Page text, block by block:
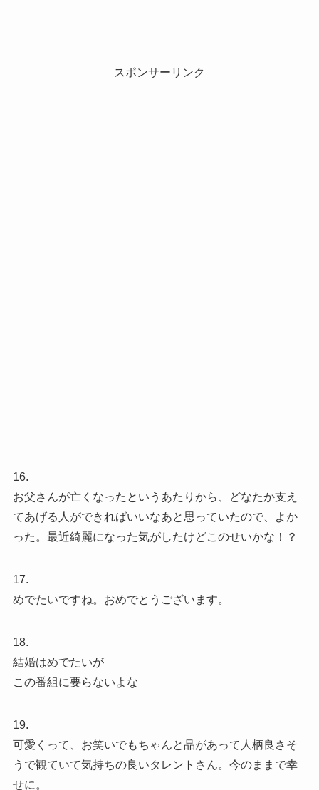
スポンサーリンク
16.
お父さんが亡くなったというあたりから、どなたか支え
てあげる人ができればいいなあと思っていたので、よか
った。最近綺麗になった気がしたけどこのせいかな！？
17.
めでたいですね。おめでとうございます。
18.
結婚はめでたいが
この番組に要らないよな
19.
可愛くって、お笑いでもちゃんと品があって人柄良さそ
うで観ていて気持ちの良いタレントさん。今のままで幸
せに。